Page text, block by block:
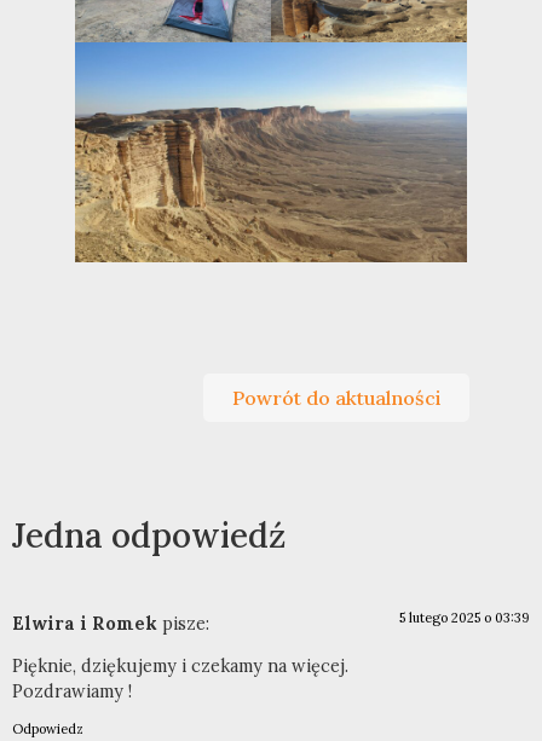
Powrót do aktualności
Jedna odpowiedź
Elwira i Romek pisze: 5 lutego 2025 o 03:39
Pięknie, dziękujemy i czekamy na więcej.
Pozdrawiamy !
Odpowiedz